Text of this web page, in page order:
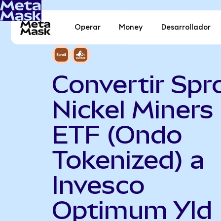
Operar Money Desarrollador
Convertir
Nickel Miners
ETF (Ondo
Tokenized) a
Invesco
Optimum Yld